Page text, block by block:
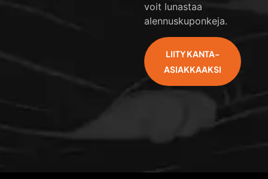
voit lunastaa
alennuskuponkeja.
LIITY KANTA-
ASIAKKAAKSI